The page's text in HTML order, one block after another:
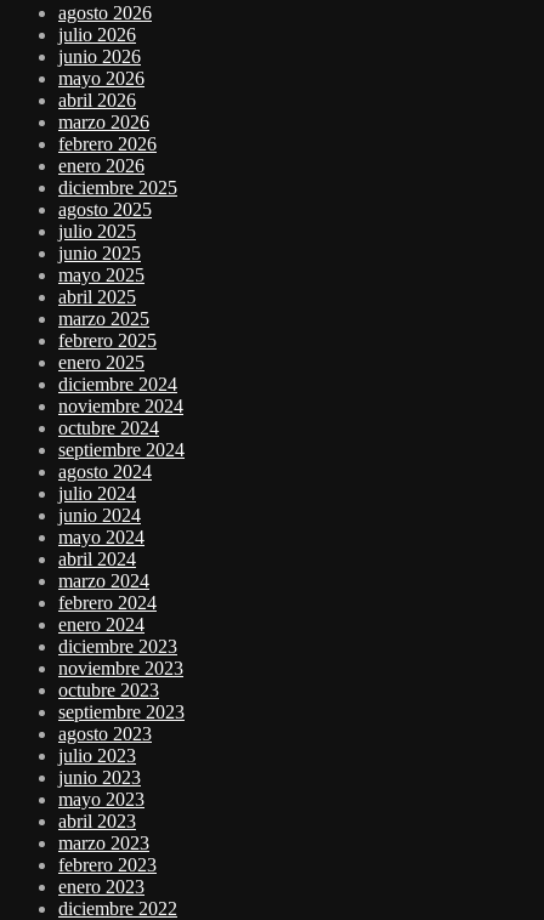
agosto 2026
julio 2026
junio 2026
mayo 2026
abril 2026
marzo 2026
febrero 2026
enero 2026
diciembre 2025
agosto 2025
julio 2025
junio 2025
mayo 2025
abril 2025
marzo 2025
febrero 2025
enero 2025
diciembre 2024
noviembre 2024
octubre 2024
septiembre 2024
agosto 2024
julio 2024
junio 2024
mayo 2024
abril 2024
marzo 2024
febrero 2024
enero 2024
diciembre 2023
noviembre 2023
octubre 2023
septiembre 2023
agosto 2023
julio 2023
junio 2023
mayo 2023
abril 2023
marzo 2023
febrero 2023
enero 2023
diciembre 2022